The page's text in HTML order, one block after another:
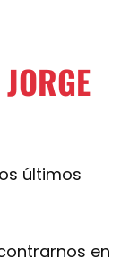
últimos
en